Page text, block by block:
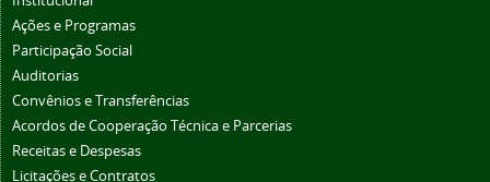
Ações e Programas
Participação Social
Auditorias
Convênios e Transferências
Acordos de Cooperação Técnica e Parcerias
Receitas e Despesas
Licitações e Contratos